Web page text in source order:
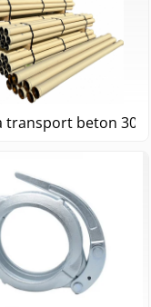
Cot pompa de beton 45 grade DN125 R=275 Teava